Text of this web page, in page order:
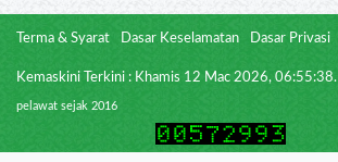
Terma & Syarat Dasar Keselamatan Dasar Privasi
Kemaskini Terkini : Khamis 12 Mac 2026, 06:55:38.
pelawat sejak 2016